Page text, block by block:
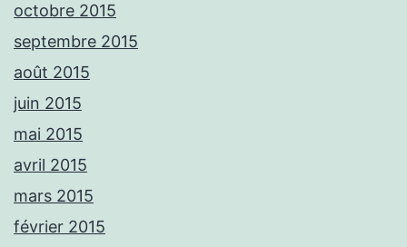
octobre 2015
septembre 2015
août 2015
juin 2015
mai 2015
avril 2015
mars 2015
février 2015